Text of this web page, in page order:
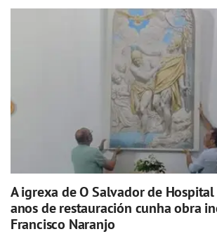
A igrexa de O Salvador de
anos de restauración cunha obra
Francisco Naranjo